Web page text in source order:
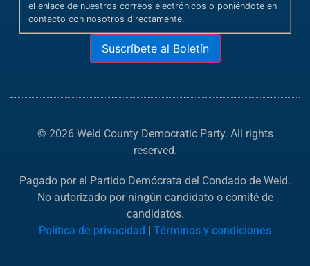
el enlace de nuestros correos electrónicos o poniéndote en
contacto con nosotros directamente.
Suscríbete al Boletín
© 2026 Weld County Democratic Party. All rights
reserved.
Pagado por el Partido Demócrata del Condado de Weld.
No autorizado por ningún candidato o comité de
candidatos.
Política de privacidad
Términos y condiciones